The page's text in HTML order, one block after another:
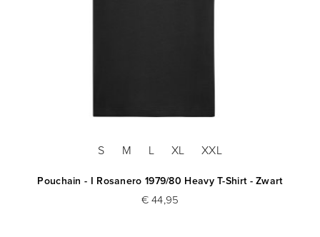
S M L XL XXL
Pouchain - I Rosanero 1979/80 Heavy T-Shirt - Zwart
€ 44,95